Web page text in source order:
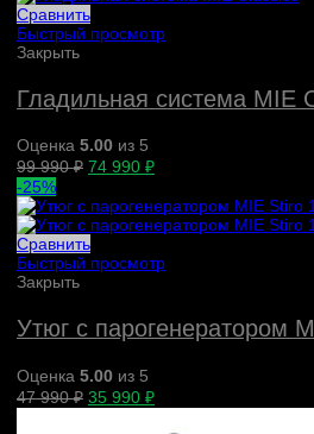
Сравнить
Быстрый просмотр
Закрыть
Гладильная система MIE
Оценка 5.00 из 5
99 990₽ 74 990 ₽
-25%
Сравнить
Быстрый просмотр
Закрыть
Утюг с парогенератором
Оценка 5.00 из 5
47 990₽ 35 990 ₽